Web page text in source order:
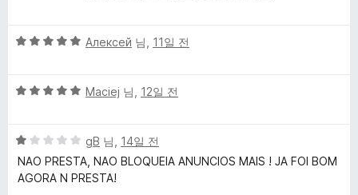
점
점
점
5
점
점
Алексей 님, 11일 전
5
점
에
5
Maciej 님, 12일 전
5
점
만
gB 님, 14일 전
NAO PRESTA, NAO BLOQUEIA ANUNCIOS MAIS ! JA FOI BOM
AGORA N PRESTA!